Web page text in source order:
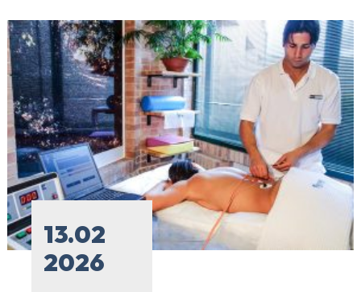
13.02
2026